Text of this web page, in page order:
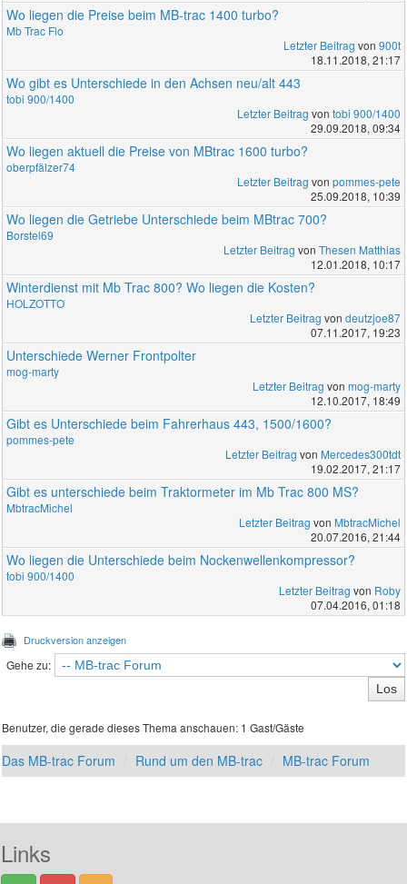
Wo liegen die Preise beim MB-trac 1400 turbo?
Mb Trac Flo
Letzter Beitrag von 900t
18.11.2018, 21:17
Wo gibt es Unterschiede in den Achsen neu/alt 443
tobi 900/1400
Letzter Beitrag von tobi 900/1400
29.09.2018, 09:34
Wo liegen aktuell die Preise von MBtrac 1600 turbo?
oberpfälzer74
Letzter Beitrag von pommes-pete
25.09.2018, 10:39
Wo liegen die Getriebe Unterschiede beim MBtrac 700?
Borstel69
Letzter Beitrag von Thesen Matthias
12.01.2018, 10:17
Winterdienst mit Mb Trac 800? Wo liegen die Kosten?
HOLZOTTO
Letzter Beitrag von deutzjoe87
07.11.2017, 19:23
Unterschiede Werner Frontpolter
mog-marty
Letzter Beitrag von mog-marty
12.10.2017, 18:49
Gibt es Unterschiede beim Fahrerhaus 443, 1500/1600?
pommes-pete
Letzter Beitrag von Mercedes300tdt
19.02.2017, 21:17
Gibt es unterschiede beim Traktormeter im Mb Trac 800 MS?
MbtracMichel
Letzter Beitrag von MbtracMichel
20.07.2016, 21:44
Wo liegen die Unterschiede beim Nockenwellenkompressor?
tobi 900/1400
Letzter Beitrag von Roby
07.04.2016, 01:18
Druckversion anzeigen
Gehe zu:
Benutzer, die gerade dieses Thema anschauen: 1 Gast/Gäste
Das MB-trac Forum Rund um den MB-trac MB-trac Forum
Links